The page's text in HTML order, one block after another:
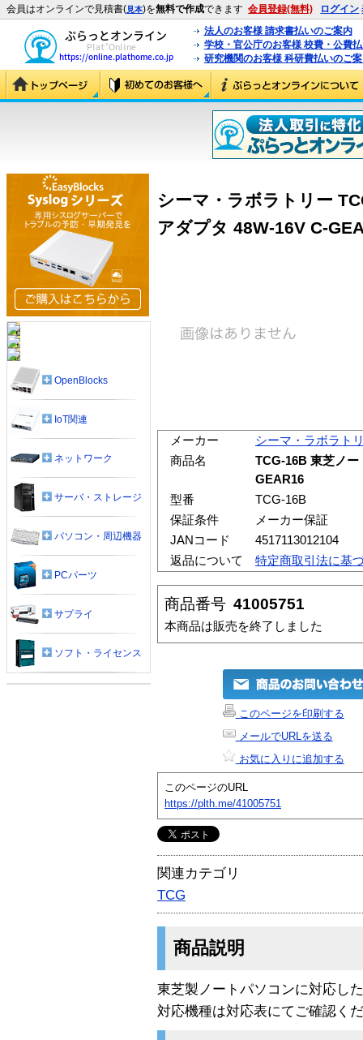
会員はオンラインで見積書(見本)を無料で作成できます 会員登録(無料) ログイン
法人のお客様 請求書払いのご案内
学校・官公庁のお客様 校費・公費
研究機関のお客様 科研費払いのご
シーマ・ラボラトリー
アダプタ 48W-16V C-
メーカー
シーマ・ラボラト
商品名
TCG-16B 東芝ノー
GEAR16
型番
TCG-16B
保証条件
メーカー保証
JANコード
4517113012104
返品について
特定商取引法に基
商品番号 41005751
本商品は販売を終了しました
このページを印刷する
メールでURLを送る
お気に入りに追加する
このページのURL
https://plth.me/41005751
関連カテゴリ
TCG
商品説明
東芝製ノートパソコンに対応し
対応機種は対応表にてご確認く
OpenBlocks
IoT関連
ネットワーク
サーバ・ストレージ
パソコン・周辺機器
PCパーツ
サプライ
ソフト・ライセンス